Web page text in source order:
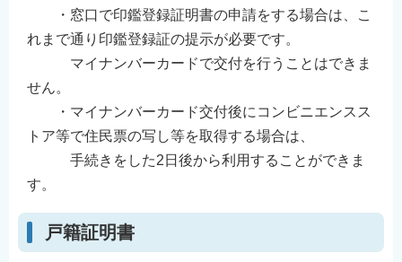
・窓口で印鑑登録証明書の申請をする場合は、こ
れまで通り印鑑登録証の提示が必要です。
マイナンバーカードで交付を行うことはできま
せん。
・マイナンバーカード交付後にコンビニエンスス
トア等で住民票の写し等を取得する場合は、
手続きをした2日後から利用することができま
す。
戸籍証明書